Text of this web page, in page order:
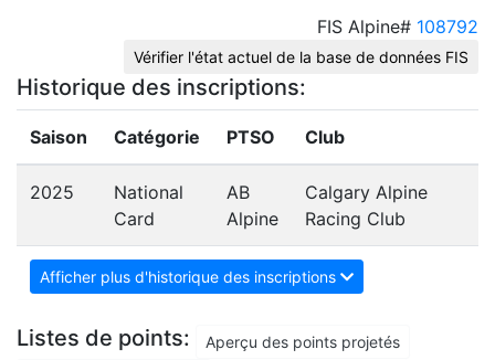
FIS Alpine# 108792
Vérifier l'état actuel de la base de données FIS
Historique des inscriptions:
Saison Catégorie PTSO Club
2025
National
Card
AB
Alpine
Calgary Alpine
Racing Club
Afficher plus d'historique des inscriptions
Listes de points:
Aperçu des points projetés